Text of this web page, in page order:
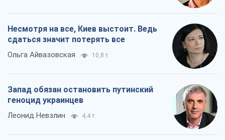
Несмотря на все, Киев выстоит. Ведь
сдаться значит потерять все
Ольга Айвазовская 10,8 т.
Запад обязан остановить путинский
геноцид украинцев
Леонид Невзлин 4,4 т.